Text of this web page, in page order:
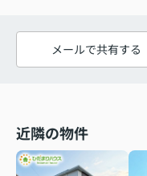
メールで共有する
近隣の物件